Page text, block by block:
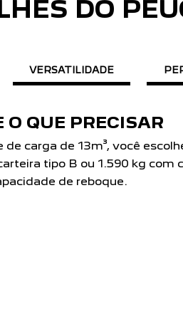
DO
VERSATILIDADE
você escolhe levar 1.240
1.590 kg com carteira tipo C.